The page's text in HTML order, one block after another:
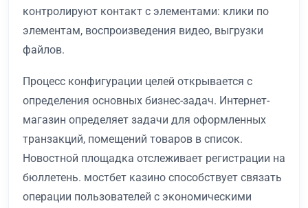
контролируют контакт с элементами: клики по
элементам, воспроизведения видео, выгрузки
файлов.
Процесс конфигурации целей открывается с
определения основных бизнес-задач. Интернет-
магазин определяет задачи для оформленных
транзакций, помещений товаров в список.
Новостной площадка отслеживает регистрации на
бюллетень. мостбет казино способствует связать
операции пользователей с экономическими